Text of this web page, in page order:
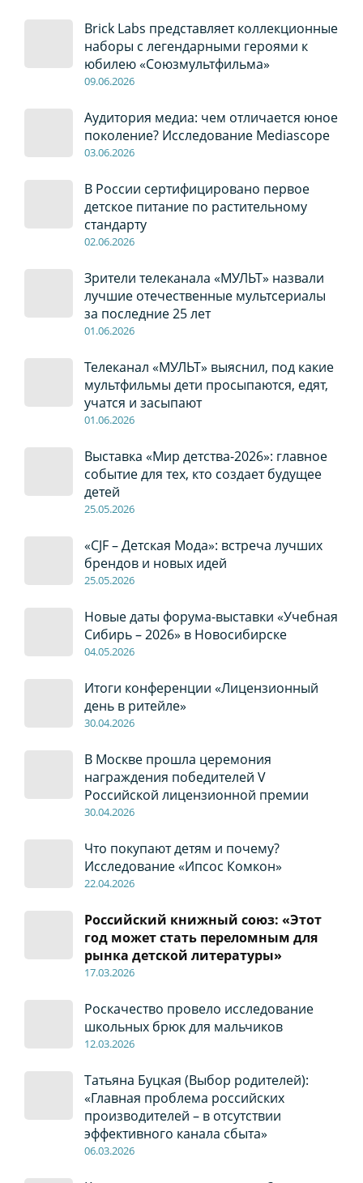
Brick Labs представляет коллекционные
наборы с легендарными героями к
юбилею «Союзмультфильма»
09.06.2026
Аудитория медиа: чем отличается юное
поколение? Исследование Mediascope
03.06.2026
В России сертифицировано первое
детское питание по растительному
стандарту
02.06.2026
Зрители телеканала «МУЛЬТ» назвали
лучшие отечественные мультсериалы
за последние 25 лет
01.06.2026
Телеканал «МУЛЬТ» выяснил, под какие
мультфильмы дети просыпаются, едят,
учатся и засыпают
01.06.2026
Выставка «Мир детства-2026»: главное
событие для тех, кто создает будущее
детей
25.05.2026
«CJF – Детская Мода»: встреча лучших
брендов и новых идей
25.05.2026
Новые даты форума-выставки «Учебная
Сибирь – 2026» в Новосибирске
04.05.2026
Итоги конференции «Лицензионный
день в ритейле»
30.04.2026
В Москве прошла церемония
награждения победителей V
Российской лицензионной премии
30.04.2026
Что покупают детям и почему?
Исследование «Ипсос Комкон»
22.04.2026
Российский книжный союз: «Этот
год может стать переломным для
рынка детской литературы»
17.03.2026
Роскачество провело исследование
школьных брюк для мальчиков
12.03.2026
Татьяна Буцкая (Выбор родителей):
«Главная проблема российских
производителей – в отсутствии
эффективного канала сбыта»
06.03.2026